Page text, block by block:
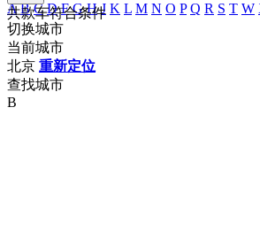
共款车符合条件
A B C D F G H J K L M N O P Q R S T W
切换城市
当前城市
北京 重新定位
查找城市
B